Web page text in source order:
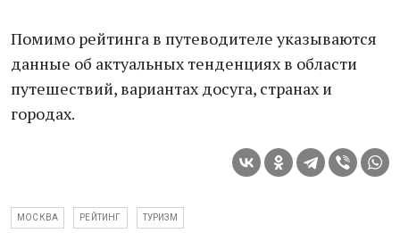
Помимо рейтинга в путеводителе указываются
данные об актуальных тенденциях в области
путешествий, вариантах досуга, странах и
городах.
МОСКВА РЕЙТИНГ ТУРИЗМ